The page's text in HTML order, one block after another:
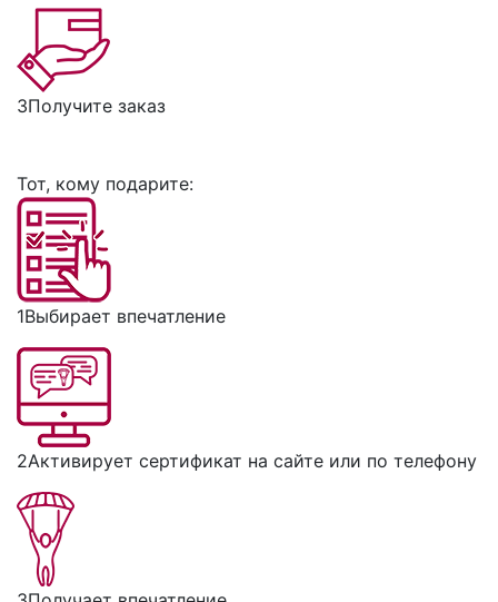
3Получите заказ
Тот, кому подарите:
1Выбирает впечатление
2Активирует сертификат на сайте или по телефону